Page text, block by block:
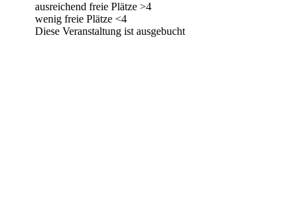
ausreichend freie Plätze >4
wenig freie Plätze <4
Diese Veranstaltung ist ausgebucht